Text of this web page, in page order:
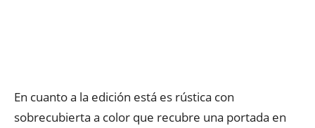
En cuanto a la edición está es rústica con
sobrecubierta a color que recubre una portada en